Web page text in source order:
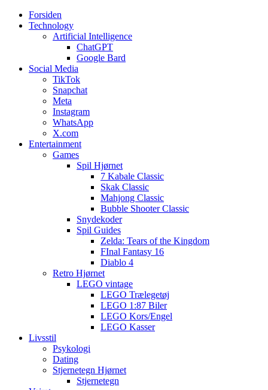
Web3zero.dk
Web3zero.dk
Forsiden
Technology
Artificial Intelligence
ChatGPT
Google Bard
Social Media
TikTok
Snapchat
Meta
Instagram
WhatsApp
X.com
Entertainment
Games
Spil Hjørnet
7 Kabale Classic
Skak Classic
Mahjong Classic
Bubble Shooter Classic
Snydekoder
Spil Guides
Zelda: Tears of the Kingdom
FInal Fantasy 16
Diablo 4
Retro Hjørnet
LEGO vintage
LEGO Trælegetøj
LEGO 1:87 Biler
LEGO Kors/Engel
LEGO Kasser
Livsstil
Psykologi
Dating
Stjernetegn Hjørnet
Stjernetegn